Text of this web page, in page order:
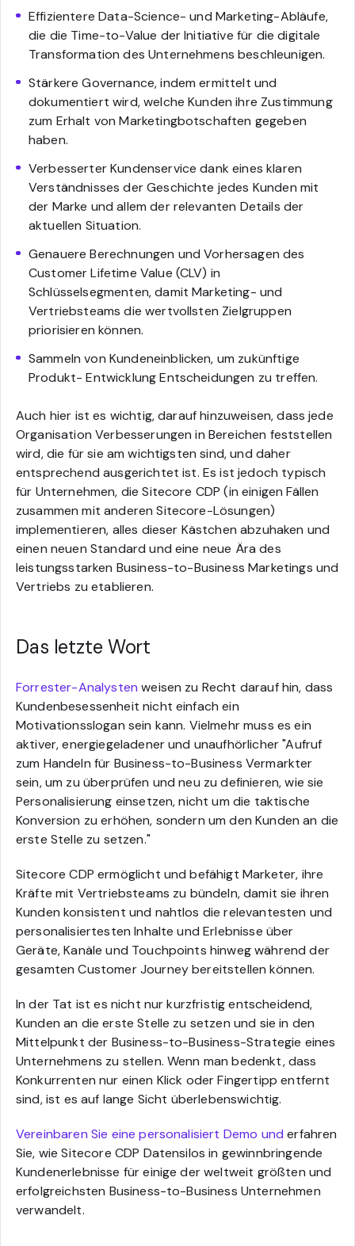
Effizientere Data-Science- und Marketing-Abläufe,
die die Time-to-Value der Initiative für die digitale
Transformation des Unternehmens beschleunigen.
Stärkere Governance, indem ermittelt und
dokumentiert wird, welche Kunden ihre Zustimmung
zum Erhalt von Marketingbotschaften gegeben
haben.
Verbesserter Kundenservice dank eines klaren
Verständnisses der Geschichte jedes Kunden mit
der Marke und allem der relevanten Details der
aktuellen Situation.
Genauere Berechnungen und Vorhersagen des
Customer Lifetime Value (CLV) in
Schlüsselsegmenten, damit Marketing- und
Vertriebsteams die wertvollsten Zielgruppen
priorisieren können.
Sammeln von Kundeneinblicken, um zukünftige
Produkt- Entwicklung Entscheidungen zu treffen.
Auch hier ist es wichtig, darauf hinzuweisen, dass jede
Organisation Verbesserungen in Bereichen feststellen
wird, die für sie am wichtigsten sind, und daher
entsprechend ausgerichtet ist. Es ist jedoch typisch
für Unternehmen, die Sitecore CDP (in einigen Fällen
zusammen mit anderen Sitecore-Lösungen)
implementieren, alles dieser Kästchen abzuhaken und
einen neuen Standard und eine neue Ära des
leistungsstarken Business-to-Business Marketings und
Vertriebs zu etablieren.
Das letzte Wort
Forrester-Analystenweisen zu Recht darauf hin, dass
Kundenbesessenheit nicht einfach ein
Motivationsslogan sein kann. Vielmehr muss es ein
aktiver, energiegeladener und unaufhörlicher "Aufruf
zum Handeln für Business-to-Business Vermarkter
sein, um zu überprüfen und neu zu definieren, wie sie
Personalisierung einsetzen, nicht um die taktische
Konversion zu erhöhen, sondern um den Kunden an die
erste Stelle zu setzen."
Sitecore CDP ermöglicht und befähigt Marketer, ihre
Kräfte mit Vertriebsteams zu bündeln, damit sie ihren
Kunden konsistent und nahtlos die relevantesten und
personalisiertesten Inhalte und Erlebnisse über
Geräte, Kanäle und Touchpoints hinweg während der
gesamten Customer Journey bereitstellen können.
In der Tat ist es nicht nur kurzfristig entscheidend,
Kunden an die erste Stelle zu setzen und sie in den
Mittelpunkt der Business-to-Business-Strategie eines
Unternehmens zu stellen. Wenn man bedenkt, dass
Konkurrenten nur einen Klick oder Fingertipp entfernt
sind, ist es auf lange Sicht überlebenswichtig.
Vereinbaren Sie eine personalisiert Demo und erfahren
Sie, wie Sitecore CDP Datensilos in gewinnbringende
Kundenerlebnisse für einige der weltweit größten und
erfolgreichsten Business-to-Business Unternehmen
verwandelt.